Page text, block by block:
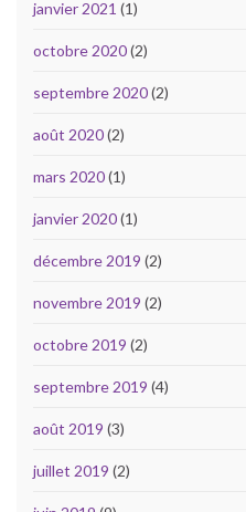
janvier 2021 (1)
octobre 2020(2)
septembre 2020(2)
août 2020(2)
mars 2020(1)
janvier 2020(1)
décembre 2019 (2)
novembre 2019 (2)
octobre 2019 (2)
septembre 2019 (4)
août 2019 (3)
juillet 2019 (2)